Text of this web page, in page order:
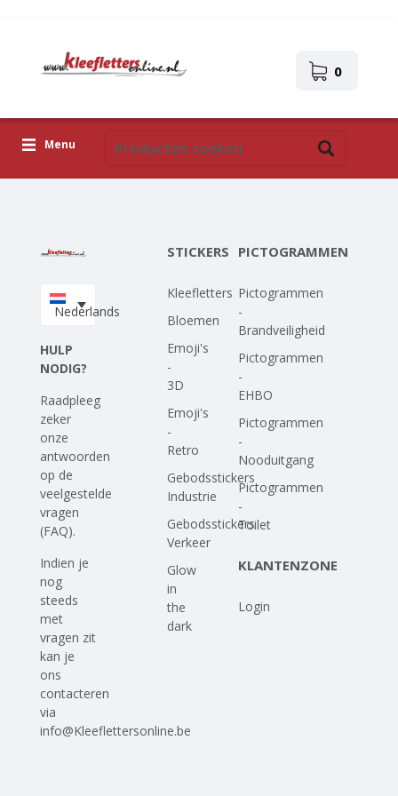
0
Menu
Upload je eigen ontwerp
Nederlands
HULP
NODIG?
Raadpleeg
zeker
onze
antwoorden
op de
veelgestelde
vragen
(FAQ).
Indien je
nog
steeds
met
vragen zit
kan je
ons
contacteren
via
info@Kleeflettersonline.be
STICKERS
Kleefletters
Bloemen
Emoji's
-
3D
Emoji's
-
Retro
Gebodsstickers
Industrie
Gebodsstickers
Verkeer
Glow
in
the
dark
PICTOGRAMMEN
Pictogrammen
-
Brandveiligheid
Pictogrammen
-
EHBO
Pictogrammen
-
Nooduitgang
Pictogrammen
-
Toilet
KLANTENZONE
Login